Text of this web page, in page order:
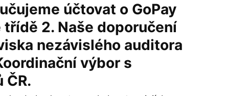
účtovat o GoPay
2. Naše doporučení
nezávislého auditora
výbor s
ČR.